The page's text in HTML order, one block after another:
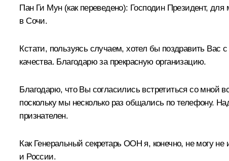
Пан Ги Мун(как переведено): Господин Президент, для
в Сочи.
Кстати, пользуясь случаем, хотел бы поздравить
качества. Благодарю за прекрасную организацию.
Благодарю, что Вы согласились встретиться со мной
поскольку мы несколько раз общались по телефону.
признателен.
Как Генеральный секретарь ООН я, конечно, не могу
и России.